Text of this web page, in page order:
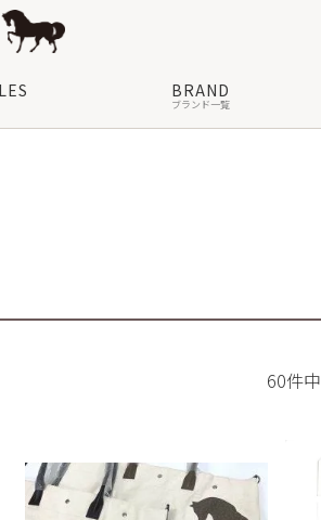
BRAND
ブランド一覧
60件中